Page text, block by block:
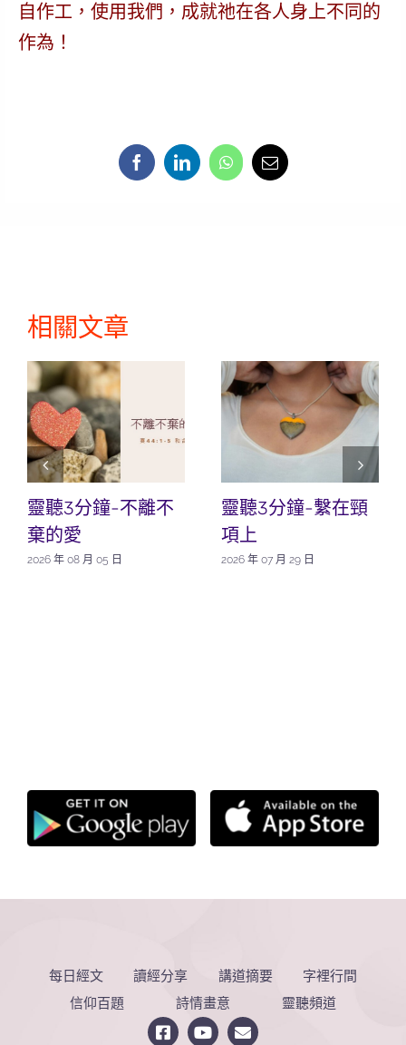
自作工，使用我們，成就祂在各人身上不同的
作為！
相關文章
靈聽3分鐘-不離不
棄的愛
2026 年 08 月 05 日
靈聽3分鐘-繫在頸
項上
2026 年 07 月 29 日
每日經文 讀經分享 講道摘要
字裡行間
信仰百題
詩情畫意 靈聽頻道